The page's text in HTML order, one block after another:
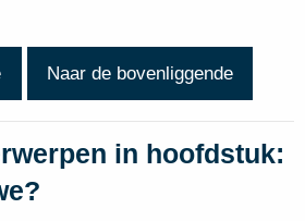
Naar de bovenliggende
in hoofdstuk: